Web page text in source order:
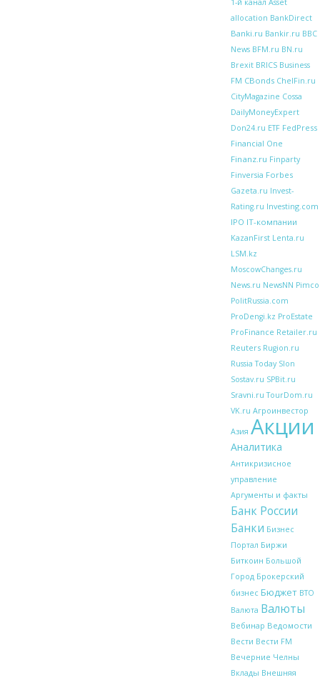
1-й канал Asset
allocation BankDirect
Banki.ru Bankir.ru BBC
News BFM.ru BN.ru
Brexit BRICS Business
FM CBonds ChelFin.ru
CityMagazine Cossa
DailyMoneyExpert
Don24.ru ETF FedPress
Financial One
Finanz.ru Finparty
Finversia Forbes
Gazeta.ru Invest-
Rating.ru Investing.com
IPO IT-компании
KazanFirst Lenta.ru
LSM.kz
MoscowChanges.ru
News.ru NewsNN Pimco
PolitRussia.com
ProDengi.kz ProEstate
ProFinance Retailer.ru
Reuters Rugion.ru
Russia Today Slon
Sostav.ru SPBit.ru
Sravni.ru TourDom.ru
VK.ru Агроинвестор
Азия Акции
Аналитика
Антикризисное
управление
Аргументы и факты
Банк России
Банки Бизнес
Портал Биржи
Биткоин Большой
Город Брокерский
бизнес Бюджет ВТО
Валюта Валюты
Вебинар Ведомости
Вести Вести FM
Вечерние Челны
Вклады Внешняя